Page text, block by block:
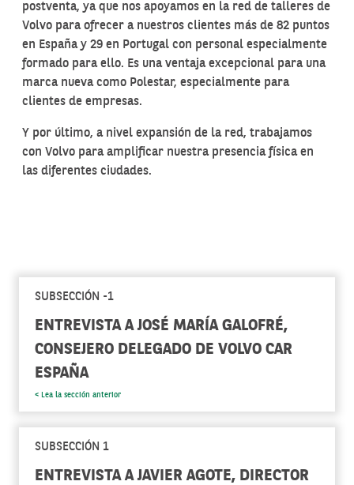
postventa, ya que nos apoyamos en la red de talleres de
Volvo para ofrecer a nuestros clientes más de 82 puntos
en España y 29 en Portugal con personal especialmente
formado para ello. Es una ventaja excepcional para una
marca nueva como Polestar, especialmente para
clientes de empresas.
Y por último, a nivel expansión de la red, trabajamos
con Volvo para amplificar nuestra presencia física en
las diferentes ciudades.
SUBSECCIÓN -1
ENTREVISTA A JOSÉ MARÍA GALOFRÉ,
CONSEJERO DELEGADO DE VOLVO CAR
ESPAÑA
< Lea la sección anterior
SUBSECCIÓN 1
ENTREVISTA A JAVIER AGOTE, DIRECTOR